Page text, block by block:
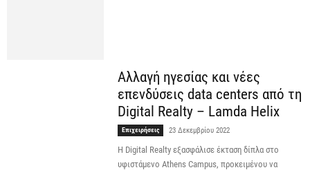
Αλλαγή ηγεσίας και νέες
επενδύσεις data centers από τη
Digital Realty – Lamda Helix
Επιχειρήσεις 23 Δεκεμβρίου 2022
Η Digital Realty εξασφάλισε έκταση δίπλα στο
υφιστάμενο Athens Campus, προκειμένου να